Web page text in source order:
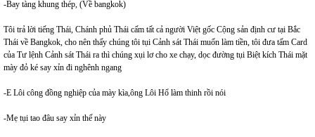
-Bay tàng khung thép, (Về bangkok)
Tôi trả lời tiếng Thái, Chánh phủ Thái cấm tất cả người Việt gốc Cộng sản định cư tại Bắc
Thái về Bangkok, cho nên thấy chúng tôi tụi Cảnh sát Thái muốn làm tiền, tôi đưa tấm Card
của Tư lệnh Cảnh sát Thái ra thì chúng xụi lơ cho xe chạy, dọc đường tụi Biệt kích Thái mặt
mày đỏ ké say xỉn đi nghênh ngang
-E Lôi công đồng nghiệp của mày kìa,ông Lôi Hổ làm thinh rồi nói
-Mẹ tụi tao đâu say xỉn thế này